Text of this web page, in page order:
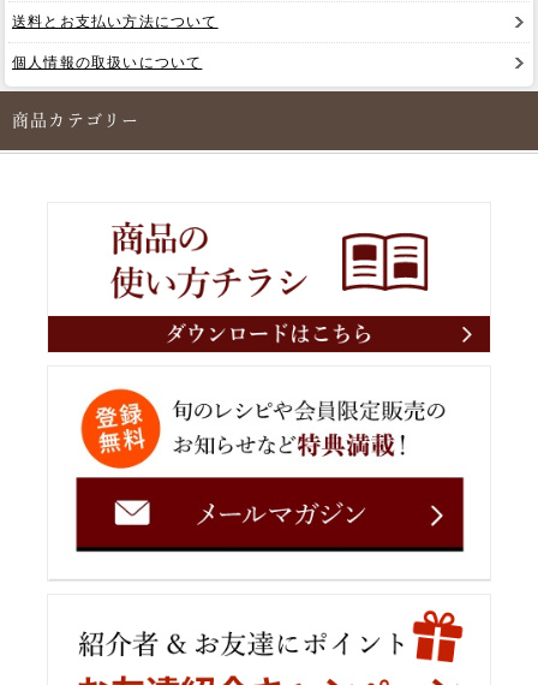
送料とお支払い方法について
個人情報の取扱いについて
商品カテゴリー